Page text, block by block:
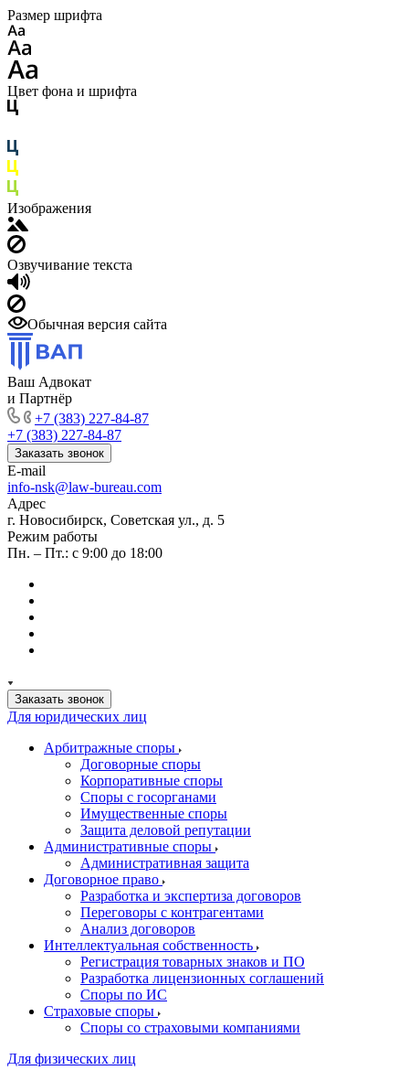
Размер шрифта
Цвет фона и шрифта
Изображения
Озвучивание текста
Обычная версия сайта
Ваш Адвокат
и Партнёр
+7 (383) 227-84-87
+7 (383) 227-84-87
Заказать звонок
E-mail
info-nsk@law-bureau.com
Адрес
г. Новосибирск, Советская ул., д. 5
Режим работы
Пн. – Пт.: с 9:00 до 18:00
Заказать звонок
Для юридических лиц
Арбитражные споры
Договорные споры
Корпоративные споры
Споры с госорганами
Имущественные споры
Защита деловой репутации
Административные споры
Административная защита
Договорное право
Разработка и экспертиза договоров
Переговоры с контрагентами
Анализ договоров
Интеллектуальная собственность
Регистрация товарных знаков и ПО
Разработка лицензионных соглашений
Споры по ИС
Страховые споры
Споры со страховыми компаниями
Для физических лиц